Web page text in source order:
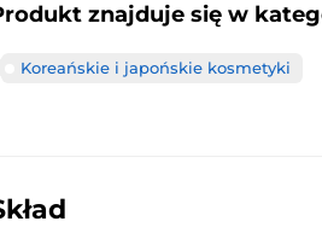
znajduje się w
Koreańskie i japońskie kosmetyki